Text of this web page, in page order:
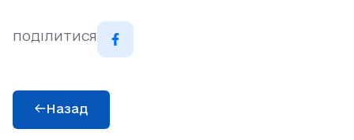
ПОДІЛИТИСЯ
Назад